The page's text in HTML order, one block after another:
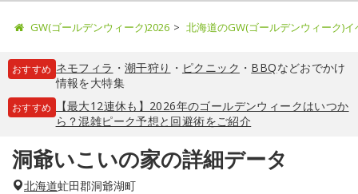
GW(ゴールデンウィーク)2026 北海道のGW(ゴールデンウィーク)
おすすめ ネモフィラ ・ 潮干狩り ・ ピクニック ・ BBQなどおでかけ
情報を大特集
おすすめ
【最大12連休も】2026年のゴールデンウィークはいつか
ら？混雑ピーク予想と回避術をご紹介
洞爺いこいの家の詳細データ
北海道虻田郡洞爺湖町